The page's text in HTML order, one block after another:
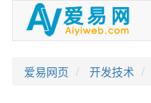
爱易网页
开发技术